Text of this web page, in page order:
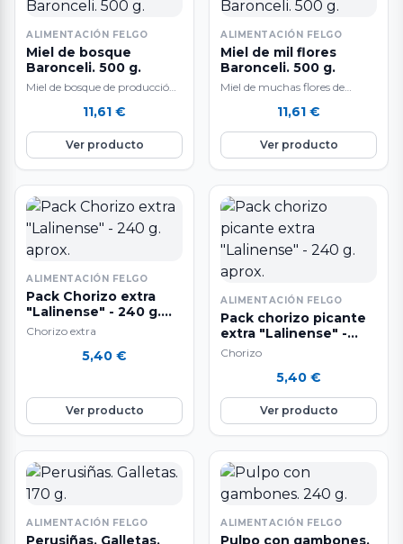
agricultura ecológica. Se
caracterizan por su
elaboración a partir de
productos de proximidad, por
una alta concentración de
fruta y por no usar aditivos,
conservantes ni colorantes
para veganos. Sin gluten.
ALIMENTACIÓN FELGO
Miel de bosque
Baronceli. 500 g.
Miel de bosque de producción
colmenas ubicadas en zonas
de cultivo ecológico.…
11,61 €
Ver producto
ALIMENTACIÓN FELGO
Miel de mil flores
Baronceli. 500 g.
Miel de muchas flores de
procedente de colmenas
ubicadas en zonas de cultivo…
11,61 €
Ver producto
ALIMENTACIÓN FELGO
Pack Chorizo extra
"Lalinense" - 240 g.
aprox.
Chorizo extra
5,40 €
Ver producto
ALIMENTACIÓN FELGO
Pack chorizo picante
extra "Lalinense" -
240 g. aprox.
Chorizo
5,40 €
Ver producto
ALIMENTACIÓN FELGO
Perusiñas. Galletas.
ALIMENTACIÓN FELGO
Pulpo con gambones.